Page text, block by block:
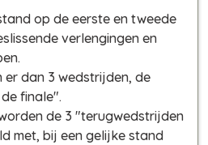
op de eerste en tweede
verlengingen en
er dan 3 wedstrijden, de
finale".
de 3 "terugwedstrijden
met, bij een gelijke stand